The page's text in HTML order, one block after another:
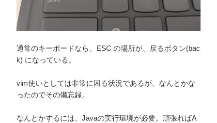
通常のキーボードなら、ESC の場所が、戻るボタン(bac
k) になっている。
vim使いとしては非常に困る状況であるが、なんとかな
ったのでその備忘録。
なんとかするには、Javaの実行環境が必要。頑張ればA